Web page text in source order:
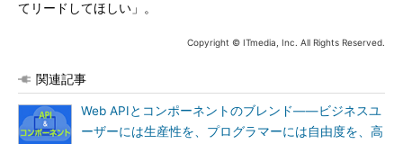
てリードしてほしい」。
Copyright © ITmedia, Inc. All Rights Reserved.
関連記事
Web APIとコンポーネントのブレンド――ビジネスユ
ーザーには生産性を、プログラマーには自由度を、高